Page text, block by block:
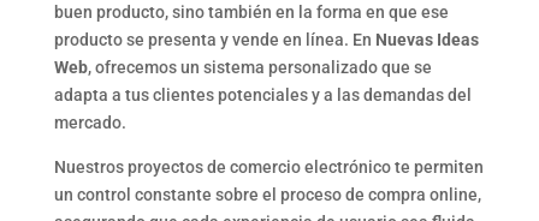
buen producto, sino también en la forma en que ese
producto se presenta y vende en línea. En Nuevas Ideas
Web, ofrecemos un sistema personalizado que se
adapta a tus clientes potenciales y a las demandas del
mercado.
Nuestros proyectos de comercio electrónico te permiten
un control constante sobre el proceso de compra online,